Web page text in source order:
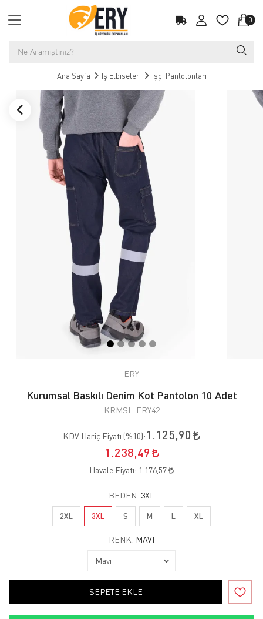
0
Ana Sayfa İş Elbiseleri İşçi Pantolonları
ERY
Kurumsal Baskılı Denim Kot Pantolon 10 Adet
KRMSL-ERY42
KDV Hariç Fiyatı (%10):1.125,90
1.238,49
Havale Fiyatı: 1.176,57
BEDEN: 3XL
2XL 3XL S M L XL
RENK: MAVI
SEPETE EKLE